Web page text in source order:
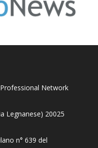
Network
Legnanese) 20025
n° 639 del